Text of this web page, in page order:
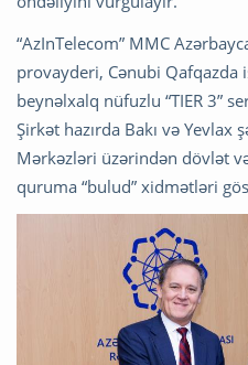
“AzInTelecom” MMC
provayderi, Cənubi Qafqazda
beynəlxalq nüfuzlu “TIER 3”
Şirkət hazırda Bakı və Yevlax
Mərkəzləri üzərindən dövlət
quruma “bulud” xidmətləri